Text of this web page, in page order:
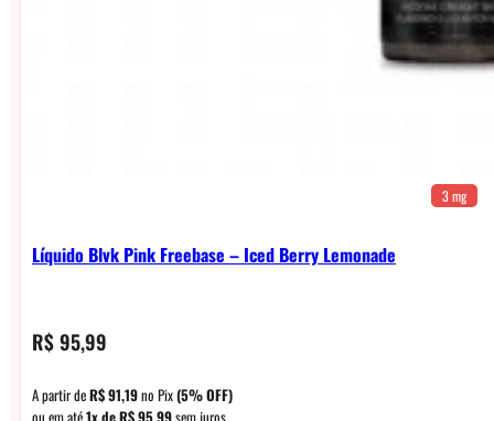
3 mg
Líquido Blvk Pink Freebase – Iced Berry Lemonade
R$95,99
A partir deR$91,19no Pix(5% OFF)
ou em até1x deR$95,99sem juros